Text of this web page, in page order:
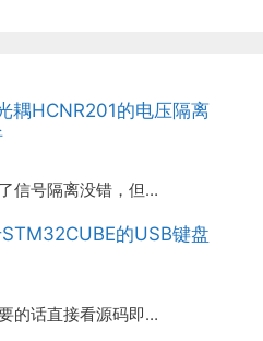
耦HCNR201的电压隔离
信号隔离没错，但…
的USB键盘
的话直接看源码即…